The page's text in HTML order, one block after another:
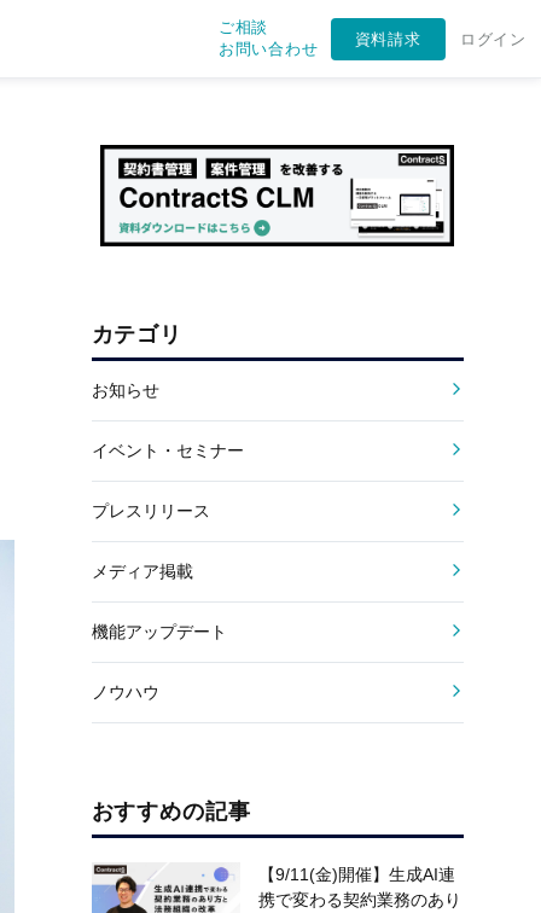
ご相談
お問い合わせ
資料請求 ログイン
カテゴリ
お知らせ
イベント・セミナー
プレスリリース
メディア掲載
機能アップデート
ノウハウ
おすすめの記事
【9/11(金)開催】生成AI連
携で変わる契約業務のあり